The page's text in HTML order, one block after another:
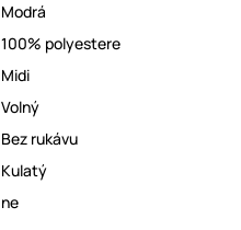
Modrá
100% polyestere
Midi
Volný
Bez rukávu
Kulatý
ne